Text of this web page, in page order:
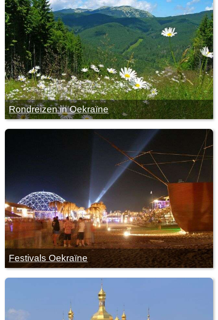
Rondreizen in Oekraïne
Festivals Oekraïne